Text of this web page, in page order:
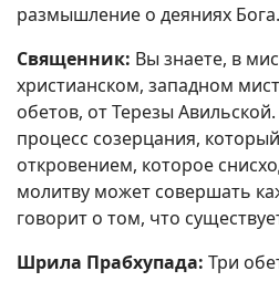
размышление о деяниях Бога.
Священник: Вы знаете, в
христианском, западном
обетов, от Терезы
процесс созерцания,
откровением, которое
молитву может совершать
говорит о том, что
Шрила Прабхупада: Три